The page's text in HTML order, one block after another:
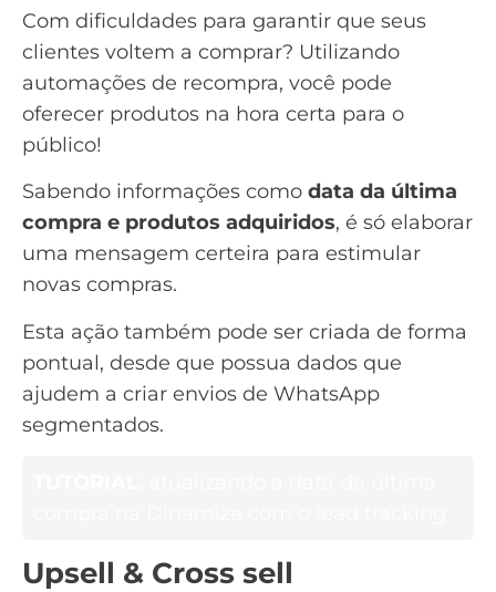
Com dificuldades para garantir que seus
clientes voltem a comprar? Utilizando
automações de recompra, você pode
oferecer produtos na hora certa para o
público!
Sabendo informações como data da última
compra e produtos adquiridos, é só elaborar
uma mensagem certeira para estimular
novas compras.
Esta ação também pode ser criada de forma
pontual, desde que possua dados que
ajudem a criar envios de WhatsApp
segmentados.
Upsell & Cross sell